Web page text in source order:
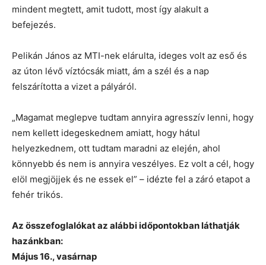
mindent megtett, amit tudott, most így alakult a
befejezés.
Pelikán János az MTI-nek elárulta, ideges volt az eső és
az úton lévő víztócsák miatt, ám a szél és a nap
felszárította a vizet a pályáról.
„Magamat meglepve tudtam annyira agresszív lenni, hogy
nem kellett idegeskednem amiatt, hogy hátul
helyezkednem, ott tudtam maradni az elején, ahol
könnyebb és nem is annyira veszélyes. Ez volt a cél, hogy
elöl megjöjjek és ne essek el” – idézte fel a záró etapot a
fehér trikós.
Az összefoglalókat az alábbi időpontokban láthatják
hazánkban:
Május 16., vasárnap